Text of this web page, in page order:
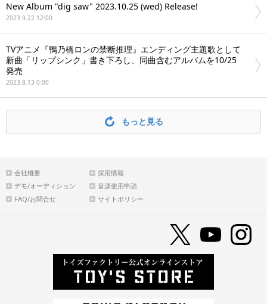
New Album "dig saw" 2023.10.25 (wed) Release!
2023.9.22 12:00
TVアニメ『鴨乃橋ロンの禁断推理』エンディング主題歌として
新曲「リップシンク」書き下ろし、同曲含むアルバムを10/25
発売
2023.8.13 0:00
もっと見る
会社概要
採用情報
デモ/オーディション
音源使用申請
FAQ/お問合せ
サイトポリシー